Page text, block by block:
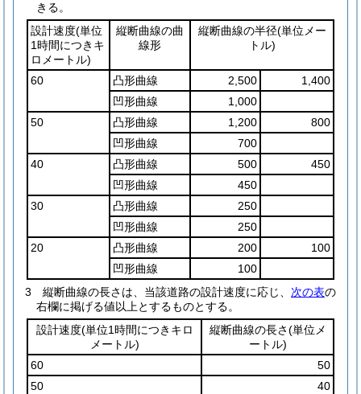
きる。
設計速度(単位
1時間につきキ
ロメートル)
縦断曲線の曲
線形
縦断曲線の半径(単位メー
トル)
60 凸形曲線 2,500
1,400
凹形曲線
1,000
50
凸形曲線 1,200
800
凹形曲線
700
40
凸形曲線 500
450
凹形曲線
450
30
凸形曲線
250
凹形曲線
250
20
凸形曲線 200
100
凹形曲線
100
3
縦断曲線の長さは、当該道路の設計速度に応じ、 次の表の
右欄に掲げる値以上とするものとする。
設計速度(単位1時間につきキロ
メートル)
縦断曲線の長さ(単位メ
ートル)
60
50
50
40